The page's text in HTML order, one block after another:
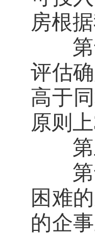
房根
第十
评估
高于
原则
第
第十
困难
的企